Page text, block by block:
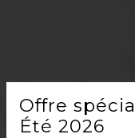
Offre
Été 2026